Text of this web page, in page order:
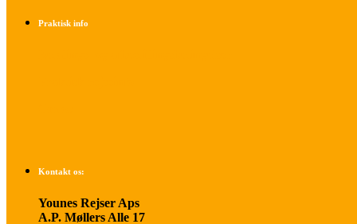
Praktisk info
Kontakt os:
Younes Rejser Aps
A.P. Møllers Alle 17